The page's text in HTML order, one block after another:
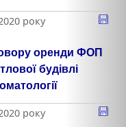
року
оренди ФОП
будівлі
року